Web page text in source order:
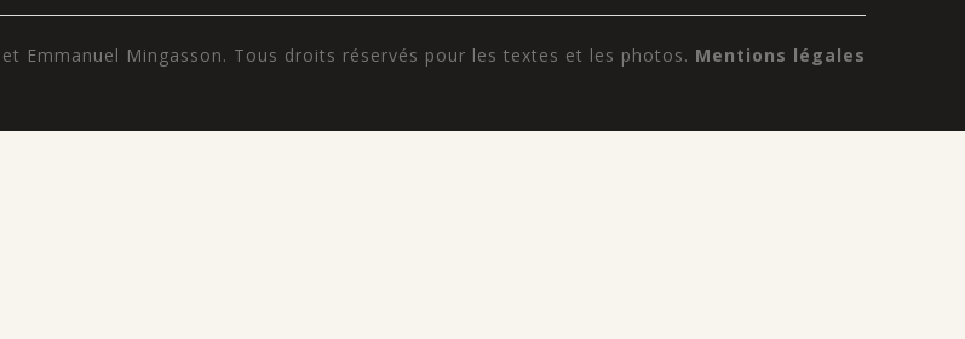
Emmanuel Mingasson. Tous droits réservés pour les textes et les photos. Mentions légales